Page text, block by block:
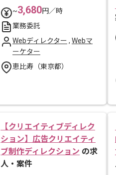
~3,680円／時
業務委託
Webディレクター , Webマ
ーケター
恵比寿（東京都）
【クリエイティブディレク
ション】広告クリエイティ
ブ制作ディレクション の求
人・案件